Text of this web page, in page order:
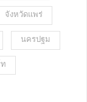
จังหวัดแพร่
นครปฐม